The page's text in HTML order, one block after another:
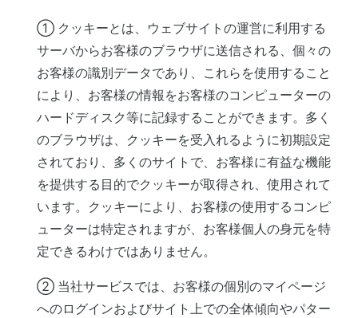
① クッキーとは、ウェブサイトの運営に利用する
サーバからお客様のブラウザに送信される、個々の
お客様の識別データであり、これらを使用すること
により、お客様の情報をお客様のコンピューターの
ハードディスク等に記録することができます。多く
のブラウザは、クッキーを受入れるように初期設定
されており、多くのサイトで、お客様に有益な機能
を提供する目的でクッキーが取得され、使用されて
います。クッキーにより、お客様の使用するコンピ
ューターは特定されますが、お客様個人の身元を特
定できるわけではありません。
② 当社サービスでは、お客様の個別のマイページ
へのログインおよびサイト上での全体傾向やパター